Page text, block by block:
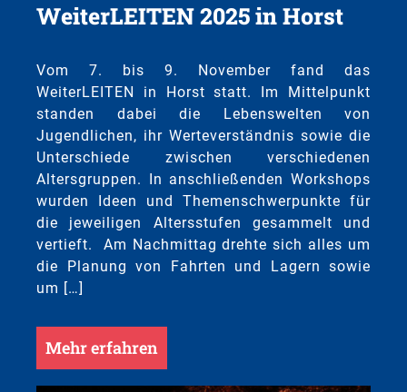
WeiterLEITEN 2025 in Horst
Vom 7. bis 9. November fand das
WeiterLEITEN in Horst statt. Im Mittelpunkt
standen dabei die Lebenswelten von
Jugendlichen, ihr Werteverständnis sowie die
Unterschiede zwischen verschiedenen
Altersgruppen. In anschließenden Workshops
wurden Ideen und Themenschwerpunkte für
die jeweiligen Altersstufen gesammelt und
vertieft. Am Nachmittag drehte sich alles um
die Planung von Fahrten und Lagern sowie
um […]
Mehr erfahren